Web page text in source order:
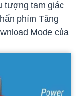
tượng tam giác
phím Tăng
Mode của